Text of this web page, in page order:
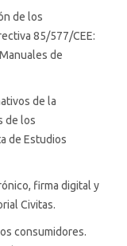
de los
85/577/CEE:
de
de la
de los
de Estudios
firma digital y
Civitas.
consumidores.